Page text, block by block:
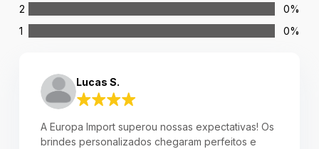
2
0%
1
0%
Lucas S.
A Europa Import superou nossas expectativas! Os
brindes personalizados chegaram perfeitos e